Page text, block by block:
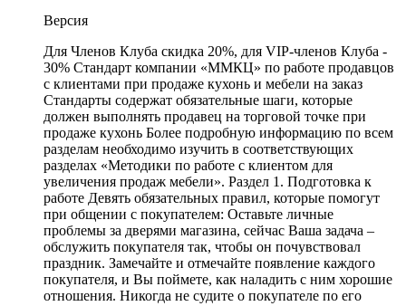
Версия
Для Членов Клуба скидка 20%, для VIP-членов Клуба -
30% Стандарт компании «ММКЦ» по работе продавцов
с клиентами при продаже кухонь и мебели на заказ
Стандарты содержат обязательные шаги, которые
должен выполнять продавец на торговой точке при
продаже кухонь Более подробную информацию по всем
разделам необходимо изучить в соответствующих
разделах «Методики по работе с клиентом для
увеличения продаж мебели». Раздел 1. Подготовка к
работе Девять обязательных правил, которые помогут
при общении с покупателем: Оставьте личные
проблемы за дверями магазина, сейчас Ваша задача –
обслужить покупателя так, чтобы он почувствовал
праздник. Замечайте и отмечайте появление каждого
покупателя, и Вы поймете, как наладить с ним хорошие
отношения. Никогда не судите о покупателе по его